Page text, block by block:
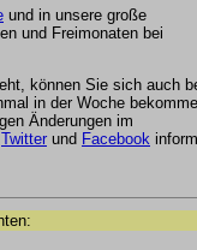
und in unsere große
und Freimonaten bei
können Sie sich auch
in der Woche
Änderungen im
Twitter und Facebook